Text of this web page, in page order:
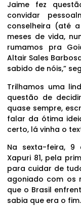
Jaime fez
convidar
conselheira (até
meses de vida,
rumamos pra
Altair Sales
sabido de nóis,”
Trilhamos uma
questão de
quase sempre,
falar da ótima
certo, lá vinha o
Na sexta-feira, 9
Xapuri 81, pela
para cuidar de
agoniado com os
que o Brasil
sabia que era o fim.